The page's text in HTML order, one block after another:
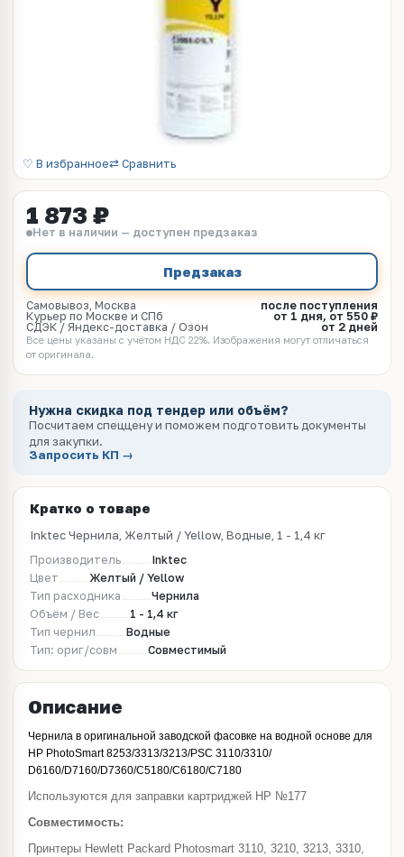
♡ В избранное⇄ Сравнить
1 873 ₽
Нет в наличии — доступен предзаказ
Предзаказ
Самовывоз, Москва
после поступления
Курьер по Москве и СПб
от 1 дня, от 550 ₽
СДЭК / Яндекс-доставка / Озон
от 2 дней
Все цены указаны с учётом НДС 22%. Изображения могут отличаться
от оригинала.
Нужна скидка под тендер или объём?
Посчитаем спеццену и поможем подготовить документы
для закупки.
Запросить КП →
Кратко о товаре
Inktec Чернила, Желтый / Yellow, Водные, 1 - 1,4 кг
Производитель
Inktec
Цвет
Желтый / Yellow
Тип расходника
Чернила
Объём / Вес
1 - 1,4 кг
Тип чернил
Водные
Тип: ориг/совм
Совместимый
Описание
Чернила в оригинальной заводской фасовке на водной основе для
HP PhotoSmart 8253/3313/3213/PSC 3110/3310/
D6160/D7160/D7360/C5180/C6180/C7180
Используются для заправки картриджей HP №177
Совместимость:
Принтеры Hewlett Packard Photosmart 3110, 3210, 3213, 3310,